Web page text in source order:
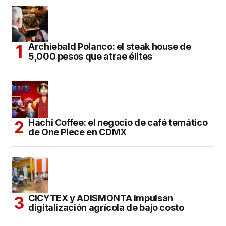
Archiebald Polanco: el steak house de
5,000 pesos que atrae élites
Hachi Coffee: el negocio de café temático
de One Piece en CDMX
CICYTEX y ADISMONTA impulsan
digitalización agrícola de bajo costo